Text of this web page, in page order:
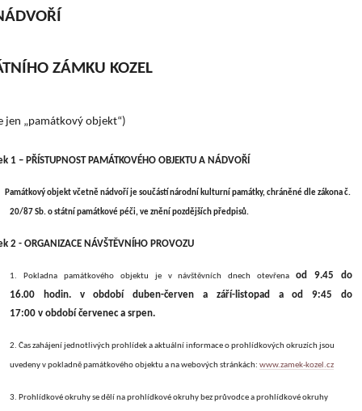
ZÁMKU KOZEL
jen „památkový objekt“)
1 – PŘÍSTUPNOST PAMÁTKOVÉHO OBJEKTU A NÁDVOŘÍ
objekt včetně nádvoří je součástínárodní kulturní památky, chráněné dle zákona č.
20/87 Sb. o státní památkové péči, ve znění pozdějších předpisů.
2 - ORGANIZACE NÁVŠTĚVNÍHO PROVOZU
1. Pokladna památkového objektu je v návštěvních dnech otevřenaod 9.45 do
16.00 hodin. v období duben-červen a září-listopad a od 9:45 do
17:00 v období červenec a srpen.
2. Čas zahájení jednotlivých prohlídek a aktuální informace o prohlídkových okruzích jsou
uvedeny v pokladně památkového objektu a na webových stránkách: www.zamek-kozel.cz
3. Prohlídkové okruhy se dělí na prohlídkové okruhy bez průvodce a prohlídkové okruhy